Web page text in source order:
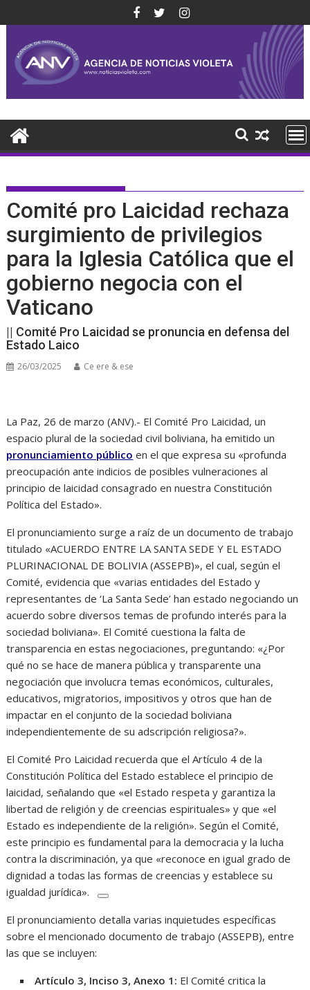
al
contenido
Comité pro Laicidad rechaza
surgimiento de privilegios
para la Iglesia Católica que el
gobierno negocia con el
Vaticano
|| Comité Pro Laicidad se pronuncia en defensa del
Estado Laico
26/03/2025 Ce ere & ese
La Paz, 26 de marzo (ANV).- El Comité Pro Laicidad, un
espacio plural de la sociedad civil boliviana, ha emitido un
pronunciamiento público en el que expresa su «profunda
preocupación ante indicios de posibles vulneraciones al
principio de laicidad consagrado en nuestra Constitución
Política del Estado».
El pronunciamiento surge a raíz de un documento de trabajo
titulado «ACUERDO ENTRE LA SANTA SEDE Y EL ESTADO
PLURINACIONAL DE BOLIVIA (ASSEPB)», el cual, según el
Comité, evidencia que «varias entidades del Estado y
representantes de ‘La Santa Sede’ han estado negociando un
acuerdo sobre diversos temas de profundo interés para la
sociedad boliviana». El Comité cuestiona la falta de
transparencia en estas negociaciones, preguntando: «¿Por
qué no se hace de manera pública y transparente una
negociación que involucra temas económicos, culturales,
educativos, migratorios, impositivos y otros que han de
impactar en el conjunto de la sociedad boliviana
independientemente de su adscripción religiosa?».
El Comité Pro Laicidad recuerda que el Artículo 4 de la
Constitución Política del Estado establece el principio de
laicidad, señalandoque «el Estado respeta y garantiza la
libertad de religión y de creencias espirituales» y que «el
Estado es independiente de la religión». Según el Comité,
este principio es fundamental para la democracia y la lucha
contra la discriminación, ya que «reconoce en igual grado de
dignidad a todas las formas de creencias y establece su
igualdad jurídica».
El pronunciamiento detalla varias inquietudes específicas
sobre el mencionado documento de trabajo (ASSEPB), entre
las que se incluyen:
Artículo 3, Inciso 3, Anexo 1: El Comité critica la